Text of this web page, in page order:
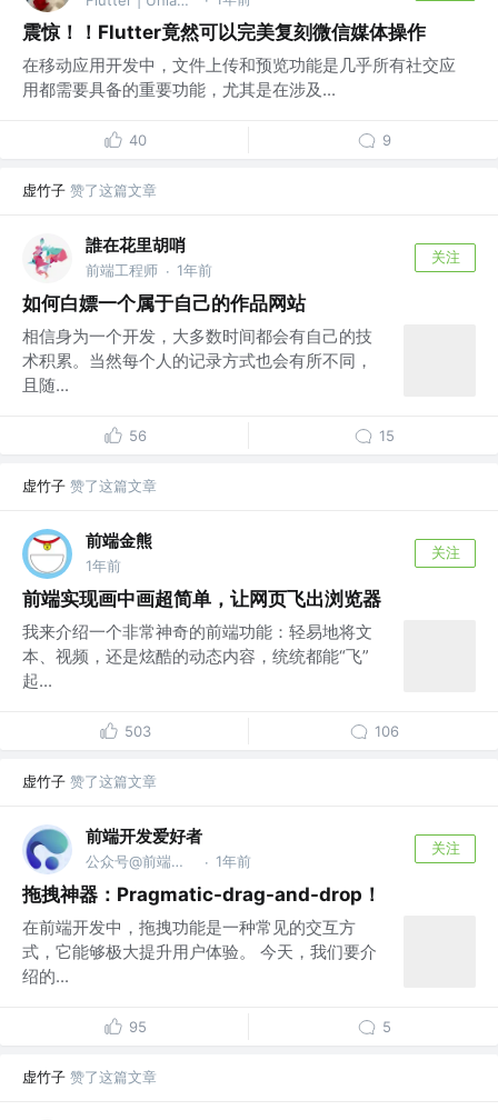
震惊！！Flutter竟然可以完美复刻微信媒体操作
在移动应用开发中，文件上传和预览功能是几乎所有社交应
用都需要具备的重要功能，尤其是在涉及...
40 9
虚竹子 赞了这篇文章
誰在花里胡哨
前端工程师 · 1年前
关注
如何白嫖一个属于自己的作品网站
相信身为一个开发，大多数时间都会有自己的技
术积累。当然每个人的记录方式也会有所不同，
且随...
56 15
虚竹子 赞了这篇文章
前端金熊
1年前
关注
前端实现画中画超简单，让网页飞出浏览器
我来介绍一个非常神奇的前端功能：轻易地将文
本、视频，还是炫酷的动态内容，统统都能“飞”
起...
503 106
虚竹子 赞了这篇文章
前端开发爱好者
公众号@前端开发爱好者 · 1年前
关注
拖拽神器：Pragmatic-drag-and-drop！
在前端开发中，拖拽功能是一种常见的交互方
式，它能够极大提升用户体验。 今天，我们要介
绍的...
95 5
虚竹子 赞了这篇文章